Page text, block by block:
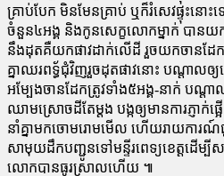
គ្រាប់បែក មិនមែនគ្រាប់ ឬក៏រំសេវផ្ទុះនោ
ចំនួន៤អង្គ និងកូនសេក្ខលោកម្នាក់ បាន
នឹងដុតគឺយកផាវដាក់លើដី រួចយកចានដ
គ្នាឈរពទ្ធ័ជុំវិញរួចដុតផាវនោះ បណ្តាលឲ្យឆ
អម្បែងចានដែកត្រូវទាំង៥អង្គ-នាក់ បណ្ត
ឈាមស្រោចដីតែម្តង បង្កឲ្យមានការភ្ញាក់
នាំគ្នាមកចោមរោមមើល ហើយរាយការណ៍
សាមុយដឹកបញ្ជូនទៅមន្ទីរពេទ្យខេត្តដើម្
លោកបានធូរស្រាលហើយ ៕